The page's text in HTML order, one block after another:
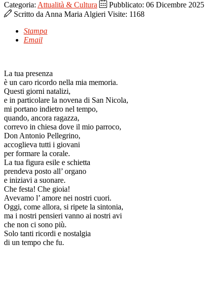
Categoria: Attualità & Cultura
Pubblicato: 06 Dicembre 2025
Scritto da Anna Maria Algieri Visite: 1168
Stampa
Email
La tua presenza
è un caro ricordo nella mia memoria.
Questi giorni natalizi,
e in particolare la novena di San Nicola,
mi portano indietro nel tempo,
quando, ancora ragazza,
correvo in chiesa dove il mio parroco,
Don Antonio Pellegrino,
accoglieva tutti i giovani
per formare la corale.
La tua figura esile e schietta
prendeva posto all’ organo
e iniziavi a suonare.
Che festa! Che gioia!
Avevamo l’ amore nei nostri cuori.
Oggi, come allora, si ripete la sintonia,
ma i nostri pensieri vanno ai nostri avi
che non ci sono più.
Solo tanti ricordi e nostalgia
di un tempo che fu.